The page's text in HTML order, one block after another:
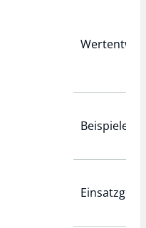
Beispiele